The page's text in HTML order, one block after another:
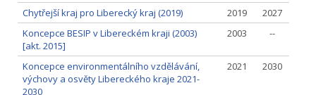
Chytřejší kraj pro Liberecký kraj (2019) 2019
2027
Koncepce BESIP v Libereckém kraji (2003)
[akt. 2015]
2003 --
Koncepce environmentálního vzdělávání,
výchovy a osvěty Libereckého kraje 2021-
2030
2021 2030